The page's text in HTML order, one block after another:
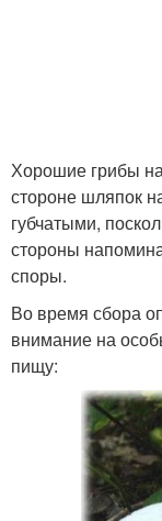
Хорошие грибы
стороне шляпок
губчатыми,
стороны
споры.
Во время сбора
внимание на
пищу: